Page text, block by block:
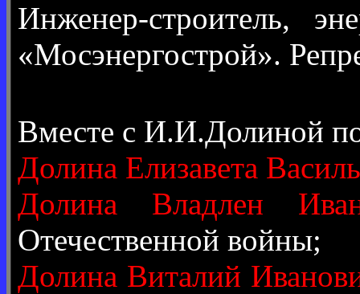
Инженер-строитель,
«Мосэнергострой».
Вместе с И.И.Долиной
Долина Елизавета
Долина Владлен
Отечественной войны;
Долина Виталий